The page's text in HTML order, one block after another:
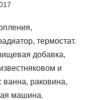
термостат.
добавка,
и
ванна, раковина,
машина.